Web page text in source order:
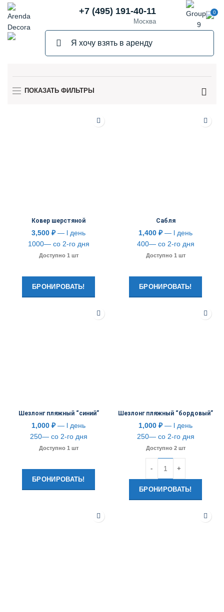
+7 (495) 191-40-11
Москва
0
ПОКАЗАТЬ ФИЛЬТРЫ
Ковер шерстяной
3,500 ₽— l день
1000— со 2-го дня
Доступно 1 шт
БРОНИРОВАТЬ!
Сабля
1,400 ₽— l день
400— со 2-го дня
Доступно 1 шт
БРОНИРОВАТЬ!
Шезлонг пляжный “синий”
1,000 ₽— l день
250— со 2-го дня
Доступно 1 шт
БРОНИРОВАТЬ!
Шезлонг пляжный “бордовый”
1,000 ₽— l день
250— со 2-го дня
Доступно 2 шт
БРОНИРОВАТЬ!